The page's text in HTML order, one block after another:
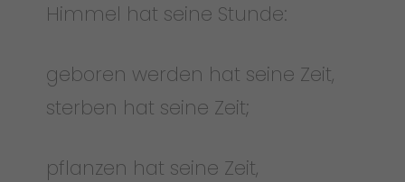
Himmel hat seine Stunde:
geboren werden hat seine Zeit,
sterben hat seine Zeit;
pflanzen hat seine Zeit,